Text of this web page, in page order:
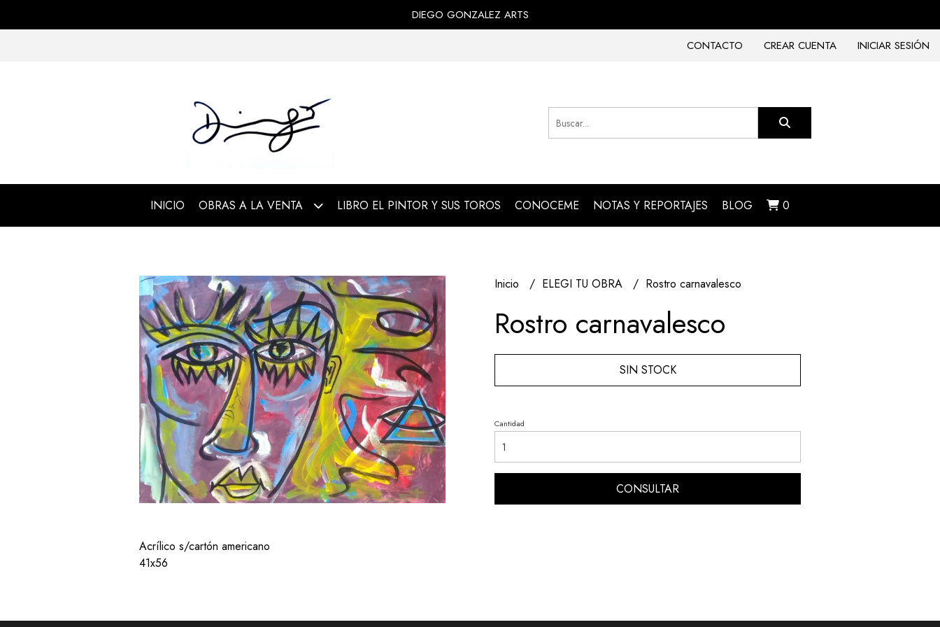
DIEGO GONZALEZ ARTS
CONTACTO
CREAR CUENTA INICIAR SESIÓN
INICIO OBRAS A LA VENTA LIBRO EL PINTOR Y SUS TOROS CONOCEME NOTAS Y REPORTAJES BLOG 0
Acrílico s/cartón americano
41x56
Inicio ELEGI TU OBRA Rostro carnavalesco
Rostro carnavalesco
SIN STOCK
Cantidad
CONSULTAR